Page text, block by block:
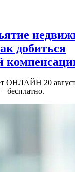
добиться
ОНЛАЙН 20
бесплатно.